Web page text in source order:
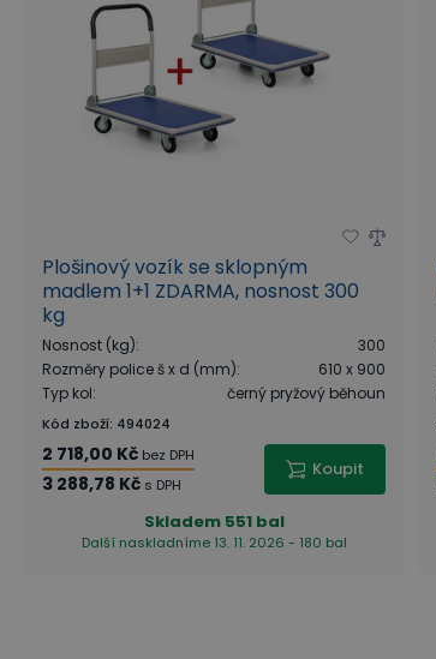
Plošinový vozík se sklopným
madlem 1+1 ZDARMA, nosnost 300
kg
Nosnost (kg):
300
Rozměry police š x d (mm):
610 x 900
Typ kol: černý pryžový běhoun
Kód zboží: 494024
2 718,00 Kč bez DPH
3 288,78 Kč s DPH
Koupit
Skladem 551 bal
Další naskladníme 13. 11. 2026 - 180 bal